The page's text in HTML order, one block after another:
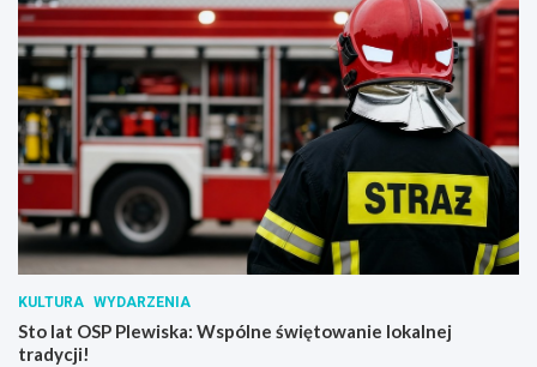
KULTURA WYDARZENIA
Sto lat OSP Plewiska: Wspólne świętowanie lokalnej
tradycji!